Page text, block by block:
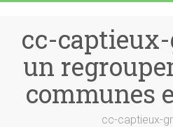
cc-
un
communes
cc-captieux-